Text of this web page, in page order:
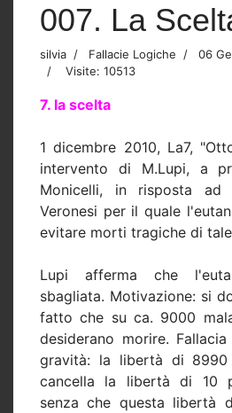
007. La
silvia Fallacie Logiche
06
Visite: 10513
7. la scelta
1 dicembre 2010, La7,
intervento di M.Lupi, a
Monicelli, in risposta ad
Veronesi per il quale
evitare morti tragiche di
Lupi afferma che
sbagliata. Motivazione: si
fatto che su ca. 9000
desiderano morire.
gravità: la libertà di 8990
cancella la libertà di 10
senza che questa libertà